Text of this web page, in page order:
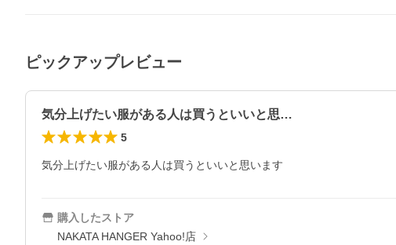
ピックアップレビュー
気分上げたい服がある人は買うといいと思…
5
気分上げたい服がある人は買うといいと思います
購入したストア
NAKATA HANGER Yahoo!店